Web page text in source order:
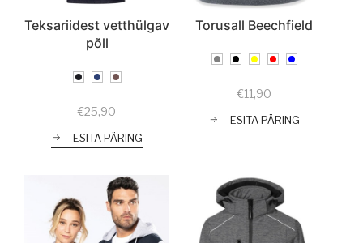
Teksariidest vetthülgav
põll
€25,90
ESITA PÄRING
Torusall Beechfield
€11,90
ESITA PÄRING